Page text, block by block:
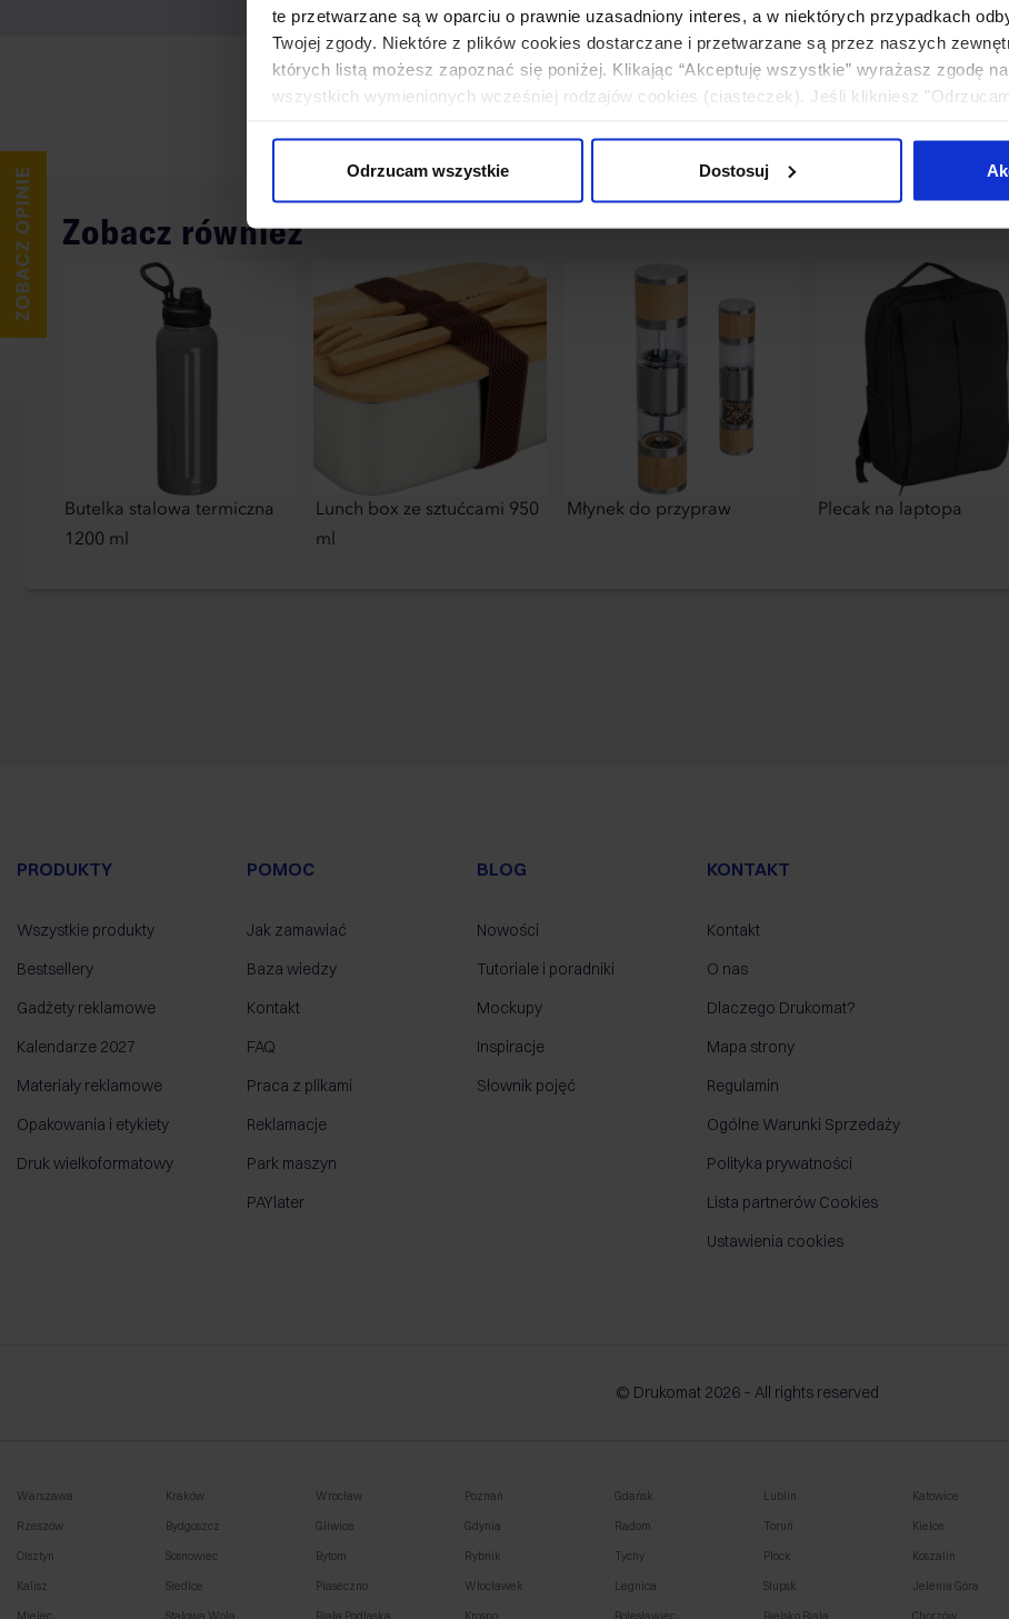
te przetwarzane są w oparciu o prawnie uzasadniony interes, a w niektórych przypadkach
Twojej zgody. Niektóre z plików cookies dostarczane i przetwarzane są przez naszych
których listą możesz zapoznać się poniżej. Klikając “Akceptuję wszystkie” wyrażasz zgodę
wszystkich wymienionych wcześniej rodzajów cookies (ciasteczek). Jeśli klikniesz
Odrzucam wszystkie
Dostosuj
Zobacz również
Butelka stalowa termiczna
1200 ml
Lunch box ze sztućcami 950
ml
Młynek do przypraw Plecak na laptopa
PRODUKTY
Wszystkie produkty
Bestsellery
Gadżety reklamowe
Kalendarze 2027
Materiały reklamowe
Opakowania i etykiety
Druk wielkoformatowy
POMOC
Jak zamawiać
Baza wiedzy
Kontakt
FAQ
Praca z plikami
Reklamacje
Park maszyn
PAYlater
BLOG
Nowości
Tutoriale i poradniki
Mockupy
Inspiracje
Słownik pojęć
KONTAKT
Kontakt
O nas
Dlaczego Drukomat?
Mapa strony
Regulamin
Ogólne Warunki Sprzedaży
Polityka prywatności
Lista partnerów Cookies
Ustawienia cookies
© Drukomat 2026 – All rights reserved
Warszawa Kraków Wrocław Poznań Gdańsk Lublin Katowice
Rzeszów Bydgoszcz Gliwice Gdynia Radom Toruń Kielce
Olsztyn Sosnowiec Bytom Rybnik Tychy Płock Koszalin
Kalisz Siedlce Piaseczno Włocławek Legnica Słupsk Jelenia Góra